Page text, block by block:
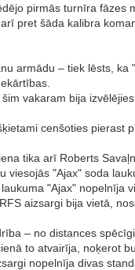
pirmās turnīra fāzes
pret šāda kalibra
armādu – tiek lēsts,
vakaram bija
cenšoties
tika arī Roberts
viesojās "Ajax" soda
"Ajax"
aizsargi bija vietā,
– no distances
to atvairīja, noķerot
nopelnīja divas